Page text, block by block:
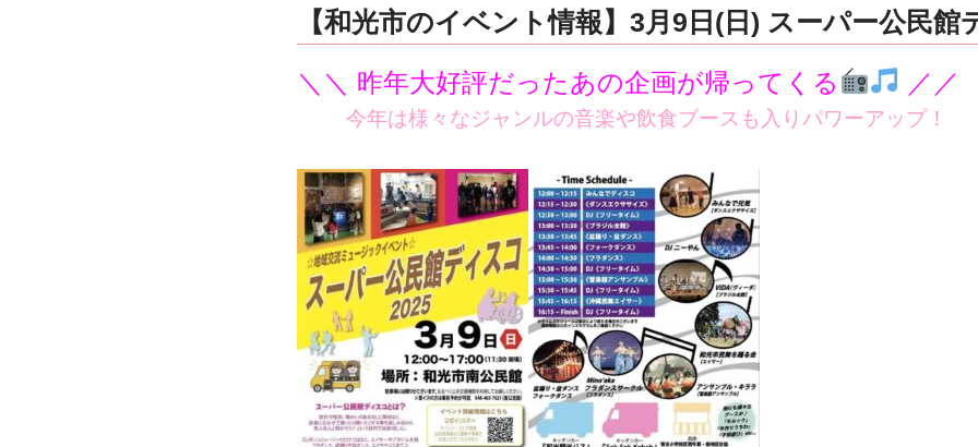
【和光市のイベント情報】3月9日(日) スーパー公民館
＼＼ 昨年大好評だったあの企画が帰ってくる ／／
今年は様々なジャンルの音楽や飲食ブースも入りパワーアップ！